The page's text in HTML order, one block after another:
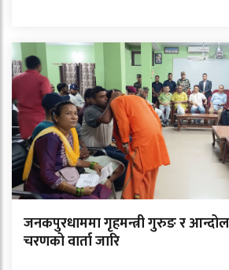
जनकपुरधाममा गृहमन्त्री गुरुङ र
चरणको वार्ता जारि